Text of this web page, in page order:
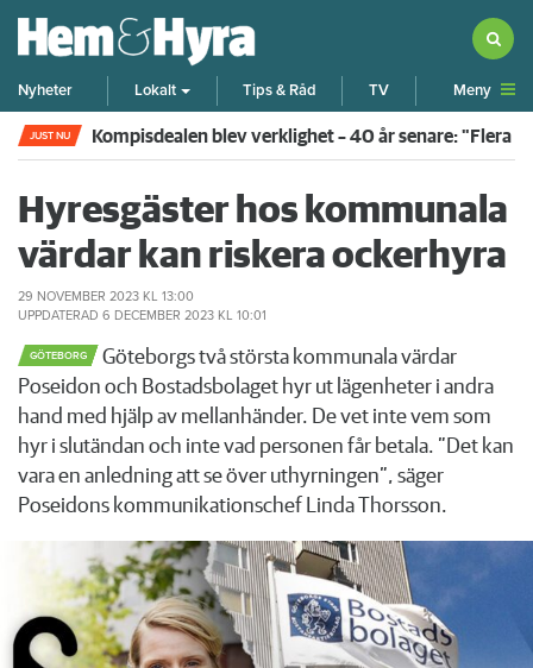
Nyheter Lokalt Tips & Råd TV Meny
JUST NU Kompisdealen blev verklighet – 40 år senare: "Flera
Hyresgäster hos kommunala
värdar kan riskera ockerhyra
29 NOVEMBER 2023 KL 13:00
UPPDATERAD 6 DECEMBER 2023 KL 10:01
GÖTEBORG
Göteborgs två största kommunala värdar
Poseidon och Bostadsbolaget hyr ut lägenheter i andra
hand med hjälp av mellanhänder. De vet inte vem som
hyr i slutändan och inte vad personen får betala. ”Det kan
vara en anledning att se över uthyrningen”, säger
Poseidons kommunikationschef Linda Thorsson.